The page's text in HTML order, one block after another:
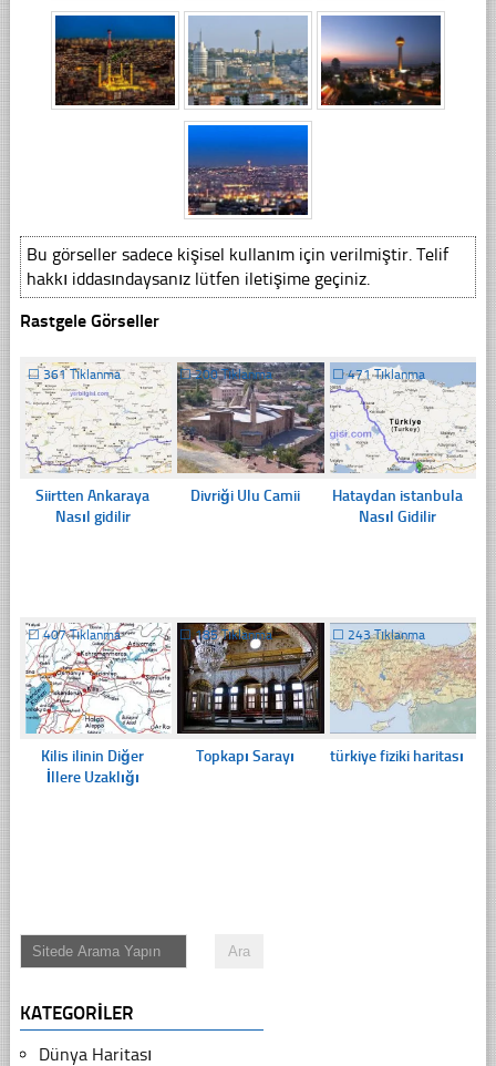
Bu görseller sadece kişisel kullanım için verilmiştir. Telif
hakkı iddasındaysanız lütfen iletişime geçiniz.
Rastgele Görseller
☐ 361 Tıklanma
Siirtten Ankaraya
Nasıl gidilir
☐200 Tıklanma
Divriği Ulu Camii
☐471 Tıklanma
Hataydan istanbula
Nasıl Gidilir
☐407 Tıklanma
Kilis ilinin Diğer
İllere Uzaklığı
☐185 Tıklanma
Topkapı Sarayı
☐ 243 Tıklanma
türkiye fiziki haritası
KATEGORILER
Dünya Haritası